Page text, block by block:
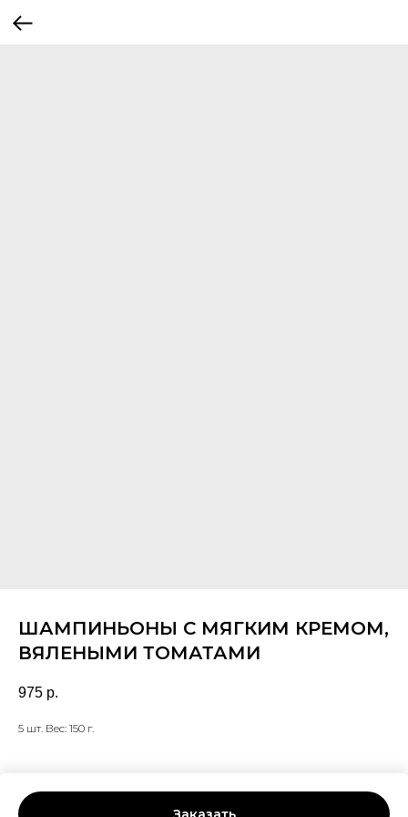
ШАМПИНЬОНЫ С МЯГКИМ КРЕМОМ,
ВЯЛЕНЫМИ ТОМАТАМИ
975 р.
5 шт. Вес: 150 г.